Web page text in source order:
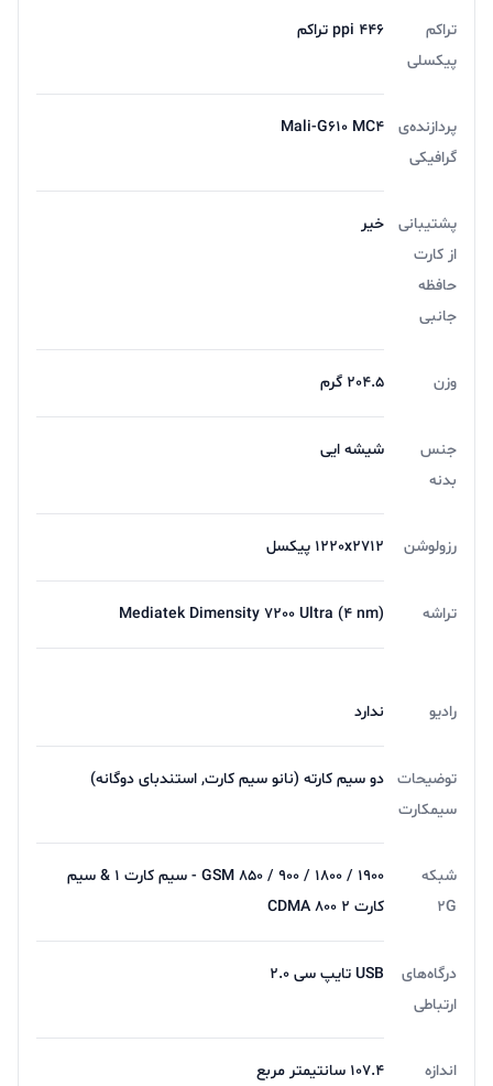
تراکم
پیکسلی
446 ppi تراکم
پردازنده‌ی
گرافیکی
Mali-G610 MC4
پشتیبانی
از کارت
حافظه
جانبی
خیر
وزن 204.5 گرم
جنس
بدنه
شیشه ایی
رزولوشن 1220x2712 پیکسل
تراشه Mediatek Dimensity 7200 Ultra (4 nm)
رادیو ندارد
توضیحات
سیمکارت
دو سیم کارته (نانو سیم کارت, استندبای دوگانه)
شبکه
2G
GSM 850 / 900 / 1800 / 1900 - سیم کارت 1 & سیم
کارت 2 CDMA 800
درگاه‌های
ارتباطی
USB تایپ سی 2.0
اندازه 107.4 سانتیمتر مربع